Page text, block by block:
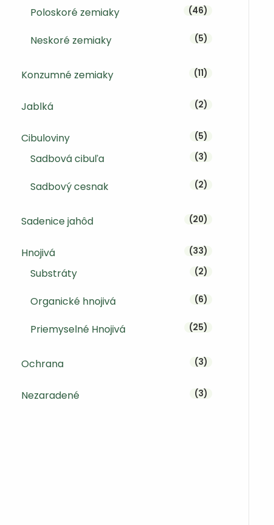
Poloskoré zemiaky 4646 produktov
Neskoré zemiaky 55 produktov
Konzumné zemiaky 1111 produktov
Jablká 22 produkty
Cibuloviny 55 produktov
Sadbová cibuľa 33 produkty
Sadbový cesnak 22 produkty
Sadenice jahôd 2020 produktov
Hnojivá 3333 produktov
Substráty 22 produkty
Organické hnojivá 66 produktov
Priemyselné Hnojivá 2525 produktov
Ochrana 33 produkty
Nezaradené 33 produkty